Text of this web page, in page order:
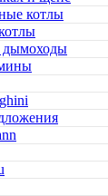
котлы
дымоходы